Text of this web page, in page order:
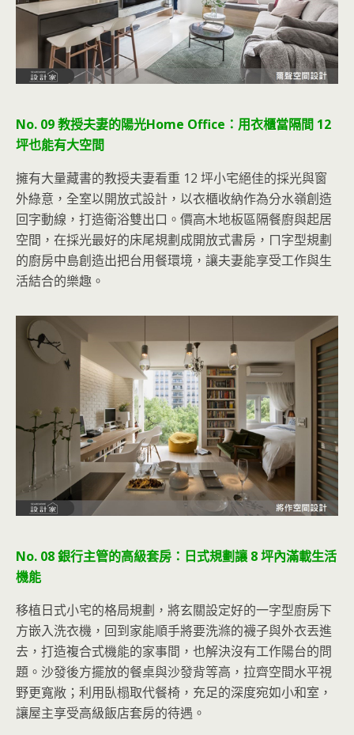
No. 09 教授夫妻的陽光Home Office：用衣櫃當隔間 12
坪也能有大空間
擁有大量藏書的教授夫妻看重 12 坪小宅絕佳的採光與窗
外綠意，全室以開放式設計，以衣櫃收納作為分水嶺創造
回字動線，打造衛浴雙出口。價高木地板區隔餐廚與起居
空間，在採光最好的床尾規劃成開放式書房，ㄇ字型規劃
的廚房中島創造出把台用餐環境，讓夫妻能享受工作與生
活結合的樂趣。
No. 08 銀行主管的高級套房：日式規劃讓 8 坪內滿載生活
機能
移植日式小宅的格局規劃，將玄關設定好的一字型廚房下
方嵌入洗衣機，回到家能順手將要洗滌的襪子與外衣丟進
去，打造複合式機能的家事間，也解決沒有工作陽台的問
題。沙發後方擺放的餐桌與沙發背等高，拉齊空間水平視
野更寬敞；利用臥榻取代餐椅，充足的深度宛如小和室，
讓屋主享受高級飯店套房的待遇。